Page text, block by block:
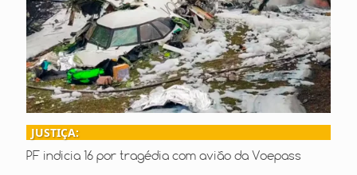
JUSTIÇA:
PF indicia 16 por tragédia com avião da Voepass